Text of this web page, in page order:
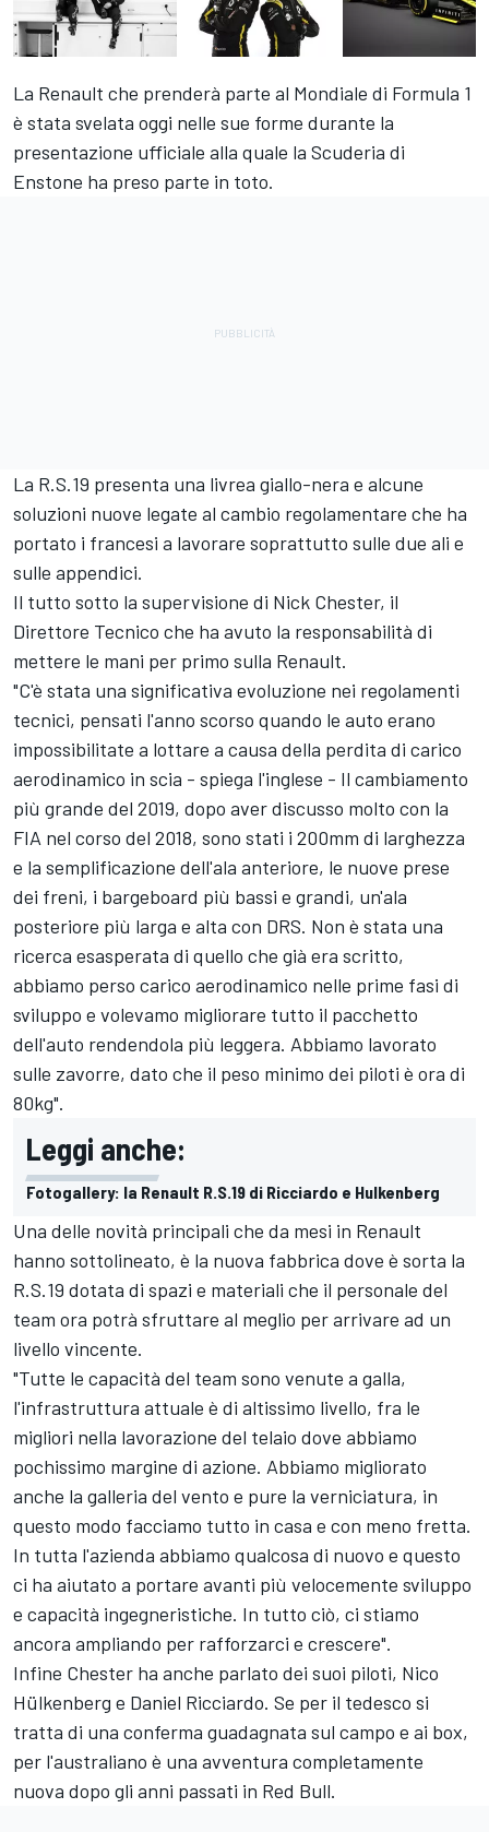
La Renault che prenderà parte al Mondiale di Formula 1
è stata svelata oggi nelle sue forme durante la
presentazione ufficiale alla quale la Scuderia di
Enstone ha preso parte in toto.
La R.S.19 presenta una livrea giallo-nera e alcune
soluzioni nuove legate al cambio regolamentare che ha
portato i francesi a lavorare soprattutto sulle due ali e
sulle appendici.
Il tutto sotto la supervisione di Nick Chester, il
Direttore Tecnico che ha avuto la responsabilità di
mettere le mani per primo sulla Renault.
"C'è stata una significativa evoluzione nei regolamenti
tecnici, pensati l'anno scorso quando le auto erano
impossibilitate a lottare a causa della perdita di carico
aerodinamico in scia - spiega l'inglese - Il cambiamento
più grande del 2019, dopo aver discusso molto con la
FIA nel corso del 2018, sono stati i 200mm di larghezza
e la semplificazione dell'ala anteriore, le nuove prese
dei freni, i bargeboard più bassi e grandi, un'ala
posteriore più larga e alta con DRS. Non è stata una
ricerca esasperata di quello che già era scritto,
abbiamo perso carico aerodinamico nelle prime fasi di
sviluppo e volevamo migliorare tutto il pacchetto
dell'auto rendendola più leggera. Abbiamo lavorato
sulle zavorre, dato che il peso minimo dei piloti è ora di
80kg".
Leggi anche:
Fotogallery: la Renault R.S.19 di Ricciardo e Hulkenberg
Una delle novità principali che da mesi in Renault
hanno sottolineato, è la nuova fabbrica dove è sorta la
R.S.19 dotata di spazi e materiali che il personale del
team ora potrà sfruttare al meglio per arrivare ad un
livello vincente.
"Tutte le capacità del team sono venute a galla,
l'infrastruttura attuale è di altissimo livello, fra le
migliori nella lavorazione del telaio dove abbiamo
pochissimo margine di azione. Abbiamo migliorato
anche la galleria del vento e pure la verniciatura, in
questo modo facciamo tutto in casa e con meno fretta.
In tutta l'azienda abbiamo qualcosa di nuovo e questo
ci ha aiutato a portare avanti più velocemente sviluppo
e capacità ingegneristiche. In tutto ciò, ci stiamo
ancora ampliando per rafforzarci e crescere".
Infine Chester ha anche parlato dei suoi piloti, Nico
Hülkenberg e Daniel Ricciardo. Se per il tedesco si
tratta di una conferma guadagnata sul campo e ai box,
per l'australiano è una avventura completamente
nuova dopo gli anni passati in Red Bull.